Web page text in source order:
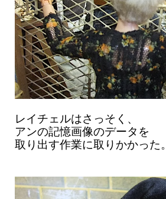
レイチェルはさっそく、
アンの記憶画像のデータを
取り出す作業に取りかかった。